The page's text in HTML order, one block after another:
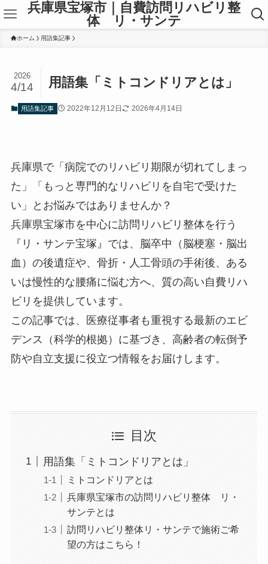
兵庫県宝塚市｜自費訪問リハビリ整
体 リ・サンテ
ホーム 用語集記事
用語集「ミトコンドリアとは」
2026
4/14
用語集記事 2022年12月12日 2026年4月14日
兵庫県で「病院でのリハビリ期限が切れてしまっ
た」「もっと専門的なリハビリを自宅で受けた
い」とお悩みではありませんか？
兵庫県宝塚市を中心に訪問リハビリ整体を行う
『リ・サンテ宝塚』では、脳卒中（脳梗塞・脳出
血）の後遺症や、骨折・人工骨頭の手術後、ある
いは慢性的な腰痛に悩む方へ、 質の高い自費リハ
ビリ を提供しています。
この記事では、医療従事者も重視する最新のエビ
デンス（科学的根拠）に基づき、高齢者の転倒予
防や自立支援に役立つ情報をお届けします。
目次
用語集「ミトコンドリアとは」
ミトコンドリアとは
兵庫県宝塚市の訪問リハビリ整体 リ・
サンテとは
訪問リハビリ整体リ・サンテで施術ご希
望の方はこちら！